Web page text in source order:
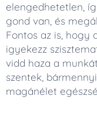
elengedhetetlen,
gond van, és
Fontos az is, hogy
igyekezz
vidd haza a
szentek,
magánélet